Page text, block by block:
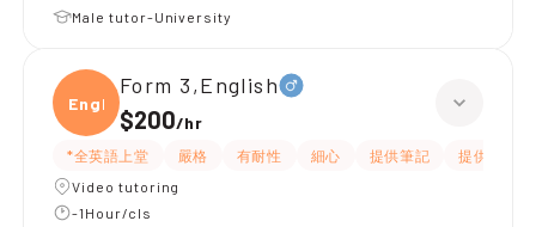
Male tutor-University
Engli
Form 3,English
$200/hr
*全英語上堂 嚴格 有耐性 細心 提供筆記
提供練習
Video tutoring
-1Hour/cls